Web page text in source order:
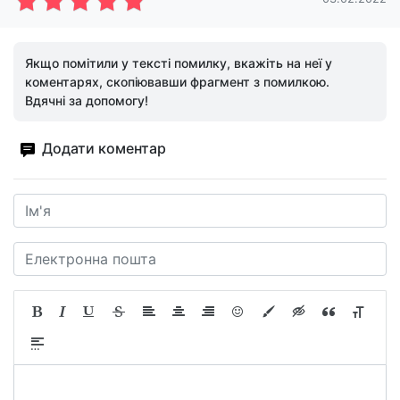
Якщо помітили у тексті помилку, вкажіть на неї у
коментарях, скопіювавши фрагмент з помилкою.
Вдячні за допомогу!
Додати коментар